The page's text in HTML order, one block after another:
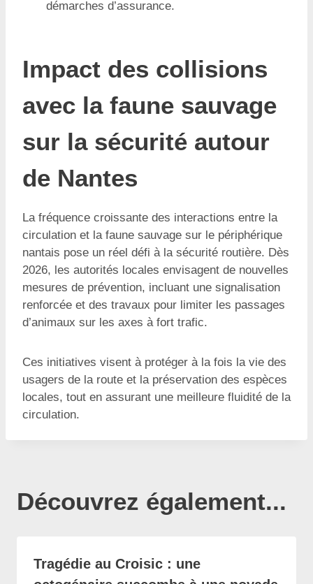
démarches d’assurance.
Impact des collisions
avec la faune sauvage
sur la sécurité autour
de Nantes
La fréquence croissante des interactions entre la
circulation et la faune sauvage sur le périphérique
nantais pose un réel défi à la sécurité routière. Dès
2026, les autorités locales envisagent de nouvelles
mesures de prévention, incluant une signalisation
renforcée et des travaux pour limiter les passages
d’animaux sur les axes à fort trafic.
Ces initiatives visent à protéger à la fois la vie des
usagers de la route et la préservation des espèces
locales, tout en assurant une meilleure fluidité de la
circulation.
Découvrez également...
Tragédie au Croisic : une